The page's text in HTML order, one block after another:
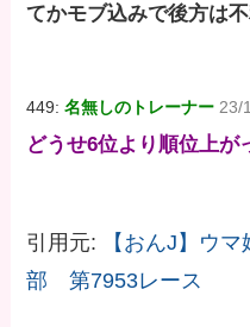
てかモブ込みで後方は
449:名無しのトレーナー 23/
どうせ6位より順位上が
引用元:
【おんJ】ウ
部 第7953レース